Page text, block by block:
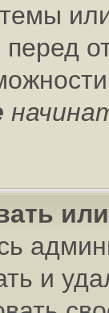
темы
перед
и